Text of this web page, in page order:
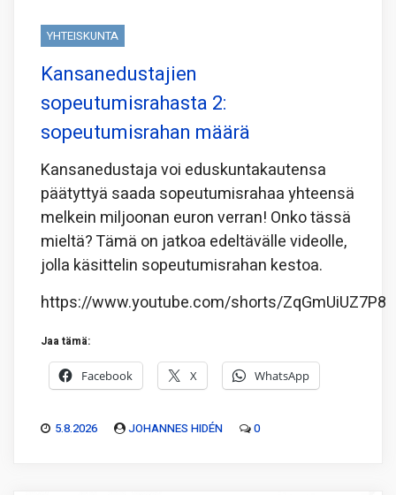
YHTEISKUNTA
Kansanedustajien
sopeutumisrahasta 2:
sopeutumisrahan määrä
Kansanedustaja voi eduskuntakautensa
päätyttyä saada sopeutumisrahaa yhteensä
melkein miljoonan euron verran! Onko tässä
mieltä? Tämä on jatkoa edeltävälle videolle,
jolla käsittelin sopeutumisrahan kestoa.
https://www.youtube.com/shorts/ZqGmUiUZ7P8
Jaa tämä:
Facebook X WhatsApp
5.8.2026 JOHANNES HIDÉN 0